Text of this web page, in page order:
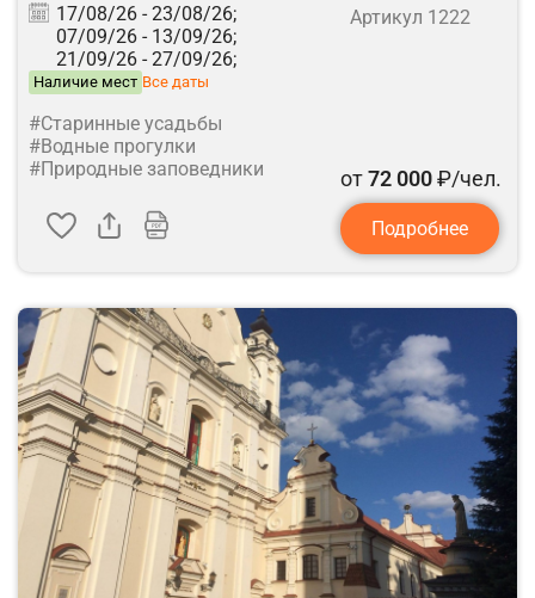
17/08/26 - 23/08/26;
07/09/26 - 13/09/26;
21/09/26 - 27/09/26;
Наличие мест Все даты
Артикул 1222
#Старинные усадьбы
#Водные прогулки
#Природные заповедники
от72 000₽/чел.
Подробнее